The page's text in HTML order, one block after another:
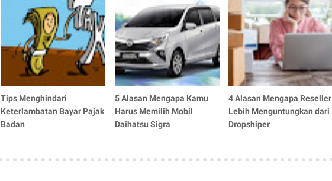
Tips Menghindari
Keterlambatan Bayar Pajak
Badan
5 Alasan Mengapa Kamu
Harus Memilih Mobil
Daihatsu Sigra
4 Alasan Mengapa Reseller
Lebih Menguntungkan dari
Dropshiper